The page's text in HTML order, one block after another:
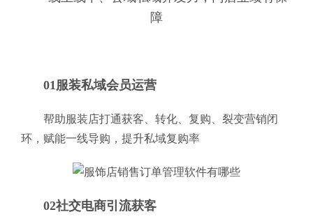
障
01服装私域会员运营
帮助服装店打通获客、转化、复购、裂变营销闭
环，赋能一线导购，提升私域复购率
02社交电商引流获客